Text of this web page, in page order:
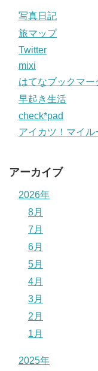
写真日記
旅マップ
Twitter
mixi
はてなブックマー
早起き生活
check*pad
アイカツ！マイル
アーカイブ
2026年
8月
7月
6月
5月
4月
3月
2月
1月
2025年